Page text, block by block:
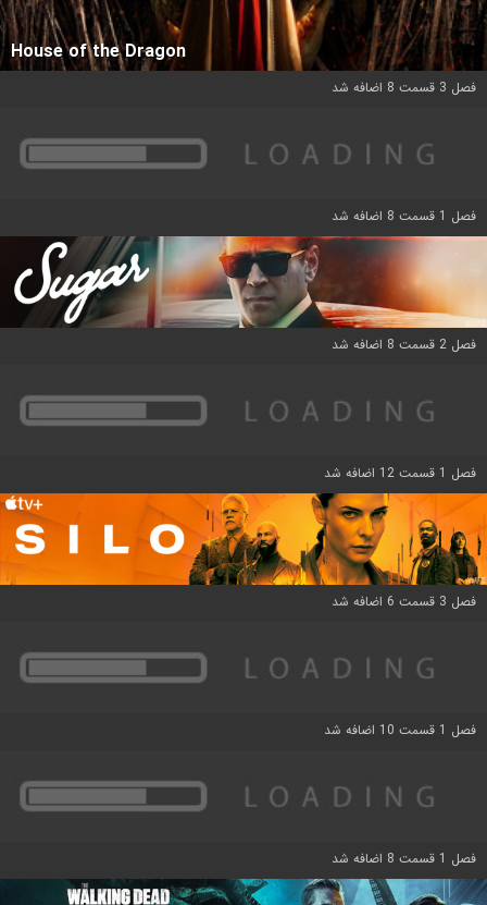
House of the Dragon
فصل 3 قسمت 8 اضافه شد
فصل 1 قسمت 8 اضافه شد
فصل 2 قسمت 8 اضافه شد
فصل 1 قسمت 12 اضافه شد
فصل 3 قسمت 6 اضافه شد
فصل 1 قسمت 10 اضافه شد
فصل 1 قسمت 8 اضافه شد